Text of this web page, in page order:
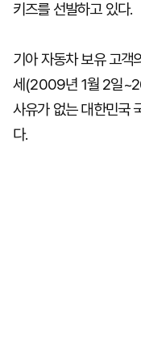
키즈를 선발하고 있다.
기아 자동차 보유 고객
세(2009년 1월 2일
사유가 없는 대한민국
다.